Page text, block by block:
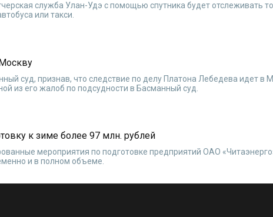
служба Улан-Удэ с помощью спутника будет отслеживать
или такси.
суд, признав, что следствие по делу Платона Лебедева идет в
из его жалоб по подсудности в Басманный суд.
к зиме более 97 млн. рублей
мероприятия по подготовке предприятий ОАО
и в полном объеме.